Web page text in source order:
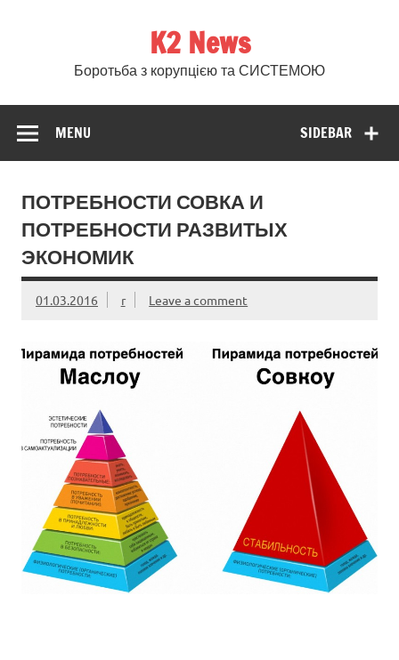
K2 News
Боротьба з корупцією та СИСТЕМОЮ
SIDEBAR
MENU
ПОТРЕБНОСТИ СОВКА И
ПОТРЕБНОСТИ РАЗВИТЫХ
ЭКОНОМИК
01.03.2016 r Leave a comment